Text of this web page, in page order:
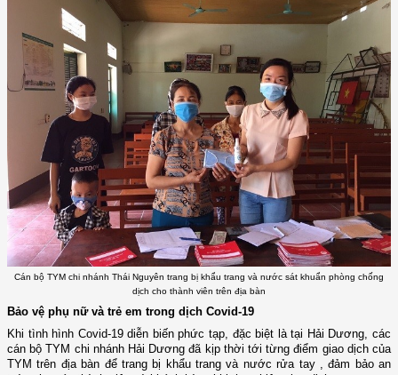
Cán bộ TYM chi nhánh Thái Nguyên trang bị khẩu trang và nước sát khuẩn phòng chống
dịch cho thành viên trên địa bàn
Bảo vệ phụ nữ và trẻ em trong dịch Covid-19
Khi tình hình Covid-19 diễn biến phức tạp, đặc biệt là tại Hải Dương, các
cán bộ TYM chi nhánh Hải Dương đã kịp thời tới từng điểm giao dịch của
TYM trên địa bàn để trang bị khẩu trang và nước rửa tay , đảm bảo an